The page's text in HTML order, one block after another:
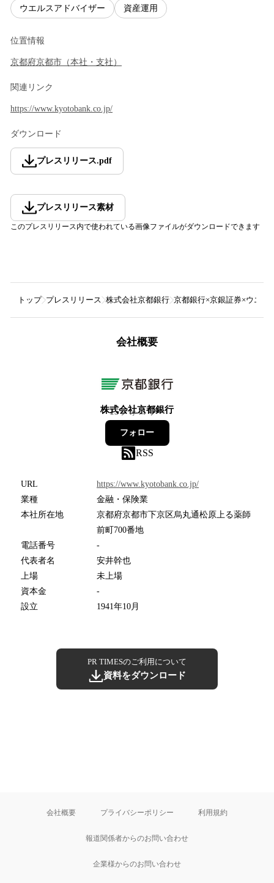
ウエルスアドバイザー 資産運用
位置情報
京都府京都市 （本社・支社 ）
関連リンク
https://www.kyotobank.co.jp/
ダウンロード
プレスリリース.pdf
プレスリリース素材
このプレスリリース内で使われている画像ファイルがダウンロードできます
トップ プレスリリース 株式会社京都銀行 京都銀行×京銀証券×ウエル
会社概要
株式会社京都銀行
15フォロワー
フォロー
RSS
URL
https://www.kyotobank.co.jp/
業種
金融・保険業
本社所在地
京都府京都市下京区烏丸通松原上る薬師
前町700番地
電話番号
-
代表者名
安井幹也
上場
未上場
資本金
-
設立
1941年10月
PR TIMESのご利用について
資料をダウンロード
会社概要 プライバシーポリシー 利用規約
報道関係者からのお問い合わせ
企業様からのお問い合わせ